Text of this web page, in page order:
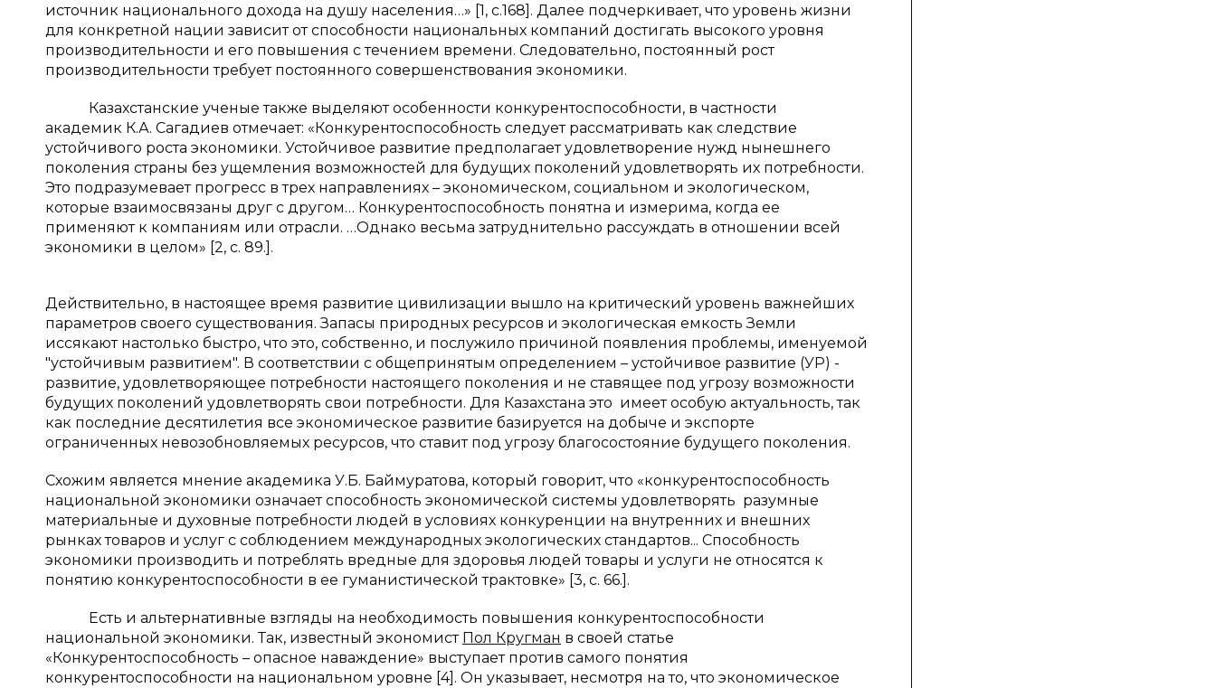
источник национального дохода на душу населения…» [1, с.168]. Далее подчеркивает, что уровень жизни
для конкретной нации зависит от способности национальных компаний достигать высокого уровня
производительности и его повышения с течением времени. Следовательно, постоянный рост
производительности требует постоянного совершенствования экономики.
Казахстанские ученые также выделяют особенности конкурентоспособности, в частности
академик К.А. Сагадиев отмечает: «Конкурентоспособность следует рассматривать как следствие
устойчивого роста экономики. Устойчивое развитие предполагает удовлетворение нужд нынешнего
поколения страны без ущемления возможностей для будущих поколений удовлетворять их потребности.
Это подразумевает прогресс в трех направлениях – экономическом, социальном и экологическом,
которые взаимосвязаны друг с другом… Конкурентоспособность понятна и измерима, когда ее
применяют к компаниям или отрасли. …Однако весьма затруднительно рассуждать в отношении всей
экономики в целом» [2, с. 89.].
Действительно, в настоящее время развитие цивилизации вышло на критический уровень важнейших
параметров своего существования. Запасы природных ресурсов и экологическая емкость Земли
иссякают настолько быстро, что это, собственно, и послужило причиной появления проблемы, именуемой
"устойчивым развитием". В соответствии с общепринятым определением – устойчивое развитие (УР) -
развитие, удовлетворяющее потребности настоящего поколения и не ставящее под угрозу возможности
будущих поколений удовлетворять свои потребности. Для Казахстана это имеет особую актуальность, так
как последние десятилетия все экономическое развитие базируется на добыче и экспорте
ограниченных невозобновляемых ресурсов, что ставит под угрозу благосостояние будущего поколения.
Схожим является мнение академика У.Б. Баймуратова, который говорит, что «конкурентоспособность
национальной экономики означает способность экономической системы удовлетворять разумные
материальные и духовные потребности людей в условиях конкуренции на внутренних и внешних
рынках товаров и услуг с соблюдением международных экологических стандартов... Способность
экономики производить и потреблять вредные для здоровья людей товары и услуги не относятся к
понятию конкурентоспособности в ее гуманистической трактовке» [3, с. 66.].
Есть и альтернативные взгляды на необходимость повышения конкурентоспособности
национальной экономики. Так, известный экономист Пол Кругман в своей статье
«Конкурентоспособность – опасное наваждение» выступает против самого понятия
конкурентоспособности на национальном уровне [4]. Он указывает, несмотря на то, что экономическое